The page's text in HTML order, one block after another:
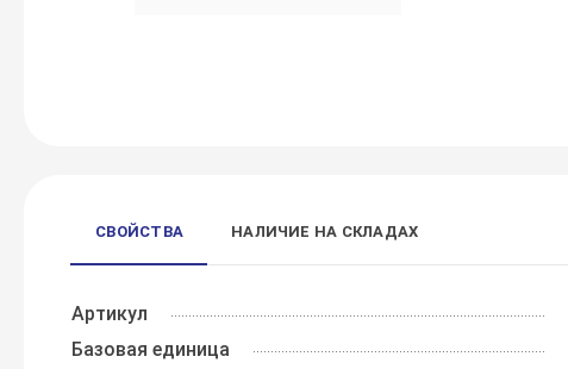
СВОЙСТВА НАЛИЧИЕ НА СКЛАДАХ
Артикул
Базовая единица